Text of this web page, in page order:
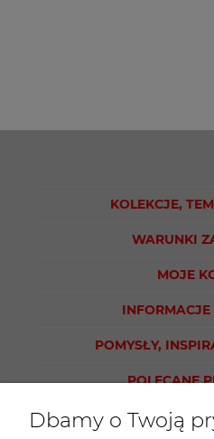
KOLEKCJE,
WARUNKI
MOJE
INFORMACJE
POMYSŁY,
POLECANE
Dbamy o Twoją